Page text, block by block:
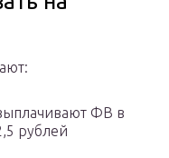
ФВ в
рублей